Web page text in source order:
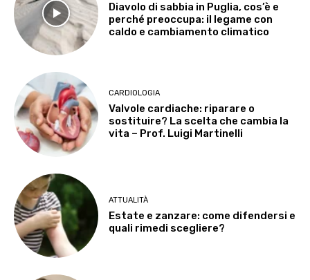
Diavolo di sabbia in Puglia, cos’è e
perché preoccupa: il legame con
caldo e cambiamento climatico
CARDIOLOGIA
Valvole cardiache: riparare o
sostituire? La scelta che cambia la
vita – Prof. Luigi Martinelli
ATTUALITÀ
Estate e zanzare: come difendersi e
quali rimedi scegliere?